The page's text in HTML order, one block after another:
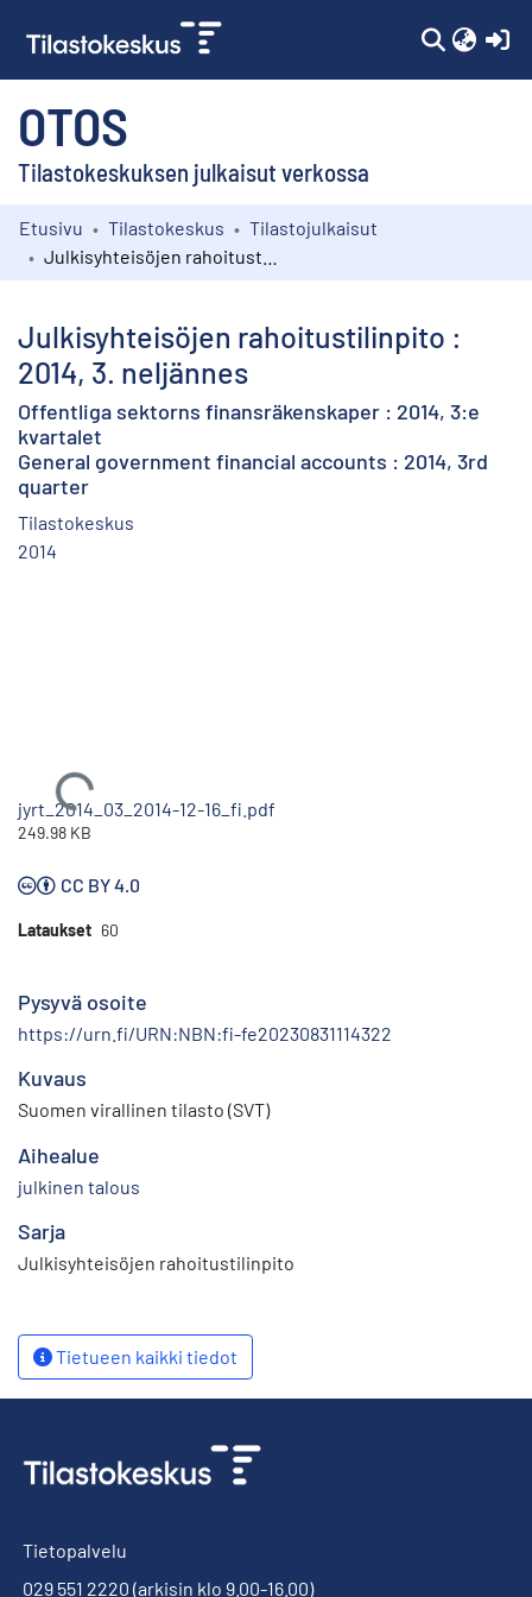
OTOS
Tilastokeskuksen julkaisut verkossa
Kokoelmat
Etusivu Tilastokeskus
Tilastojulkaisut
Julkisyhteisöjen rahoitustilinpito :
2014, 3. neljännes
Offentliga sektorns finansräkenskaper : 2014, 3:e
kvartalet
General government financial accounts : 2014, 3rd
quarter
Tilastokeskus
2014
Ladataan...
jyrt_2014_03_2014-12-16_fi.pdf
249.98 KB
CC BY 4.0
Lataukset 60
Pysyvä osoite
https://urn.fi/URN:NBN:fi-fe20230831114322
Kuvaus
Suomen virallinen tilasto (SVT)
Aihealue
julkinen talous
Sarja
Julkisyhteisöjen rahoitustilinpito
Tietueen kaikki tiedot
Tietopalvelu
029 551 2220 (arkisin klo 9.00-16.00)